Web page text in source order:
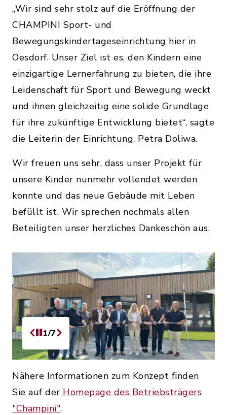
„Wir sind sehr stolz auf die Eröffnung der
CHAMPINI Sport- und
Bewegungskindertageseinrichtung hier in
Oesdorf. Unser Ziel ist es, den Kindern eine
einzigartige Lernerfahrung zu bieten, die ihre
Leidenschaft für Sport und Bewegung weckt
und ihnen gleichzeitig eine solide Grundlage
für ihre zukünftige Entwicklung bietet“, sagte
die Leiterin der Einrichtung, Petra Doliwa.
Wir freuen uns sehr, dass unser Projekt für
unsere Kinder nunmehr vollendet werden
konnte und das neue Gebäude mit Leben
befüllt ist. Wir sprechen nochmals allen
Beteiligten unser herzliches Dankeschön aus.
2/7
Nähere Informationen zum Konzept finden
Sie auf der Homepage des Betriebsträgers
"Champini".